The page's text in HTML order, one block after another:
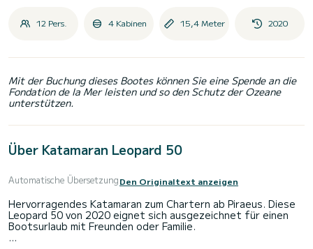
12 Pers. 4 Kabinen 15,4 Meter 2020
Mit der Buchung dieses Bootes können Sie eine Spende an die
Fondation de la Mer leisten und so den Schutz der Ozeane
unterstützen.
Über Katamaran Leopard 50
Automatische ÜbersetzungDen Originaltext anzeigen
Hervorragendes Katamaran zum Chartern ab Piraeus. Diese
Leopard 50 von 2020 eignet sich ausgezeichnet für einen
Bootsurlaub mit Freunden oder Familie.